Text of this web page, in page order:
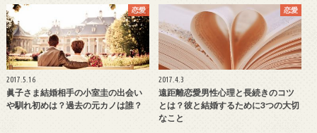
恋愛
2017.5.16
眞子さま結婚相手の小室圭の出会い
や馴れ初めは？過去の元カノは誰？
恋愛
2017.4.3
遠距離恋愛男性心理と長続きのコツ
とは？彼と結婚するために3つの大切
なこと